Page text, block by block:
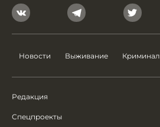
Новости Выживание Криминал
Редакция
Спецпроекты